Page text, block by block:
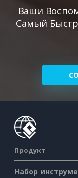
Ваши
Самый
Продукт
Набор